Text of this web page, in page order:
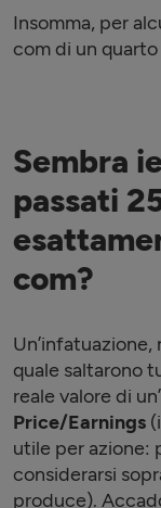
Insomma, per
com di un
Sembra
passati
com?
quale saltarono
reale valore di
Price/Earnings
utile per azione:
considerarsi
produce).